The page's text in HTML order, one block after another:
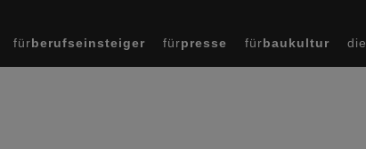
fürberufseinsteiger fürpresse fürbaukultur die